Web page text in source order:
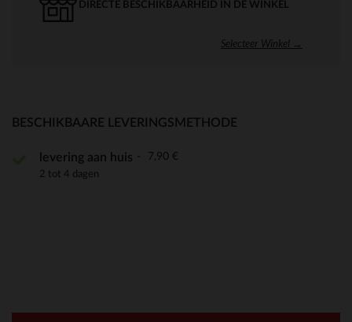
DIRECTE BESCHIKBAARHEID IN DE WINKEL
Selecteer Winkel →
BESCHIKBAARE LEVERINGSMETHODE
levering aan huis 7,90 €
2 tot 4 dagen